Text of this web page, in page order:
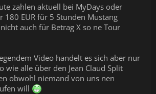
zahlen aktuell bei MyDays oder
180 EUR für 5 Stunden Mustang
auch für Betrag X so ne Tour
Video handelt es sich aber nur
wie alle über den Jean Claud Split
obwohl niemand von uns nen
will